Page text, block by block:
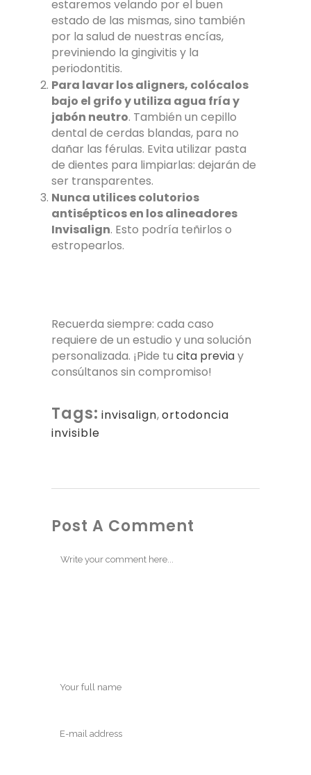
estaremos velando por el buen
estado de las mismas, sino también
por la salud de nuestras encías,
previniendo la gingivitis y la
periodontitis.
Para lavar los aligners, colócalos
bajo el grifo y utiliza agua fría y
jabón neutro. También un cepillo
dental de cerdas blandas, para no
dañar las férulas. Evita utilizar pasta
de dientes para limpiarlas: dejarán de
ser transparentes.
Nunca utilices colutorios
antisépticos en los alineadores
Invisalign. Esto podría teñirlos o
estropearlos.
Recuerda siempre: cada caso
requiere de un estudio y una solución
personalizada. ¡Pide tu cita previay
consúltanos sin compromiso!
Tags: invisalign,ortodoncia
invisible
Post A Comment